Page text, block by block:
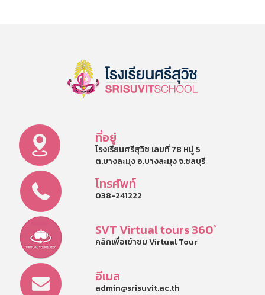
ที่อยู่
โรงเรียนศรีสุวิช เลขที่ 78 หมู่ 5
ต.บางละมุง อ.บางละมุง จ.ชลบุรี
โทรศัพท์
038-241222
SVT Virtual tours 360°
คลิกเพื่อเข้าชม Virtual Tour
อีเมล
admin@srisuvit.ac.th